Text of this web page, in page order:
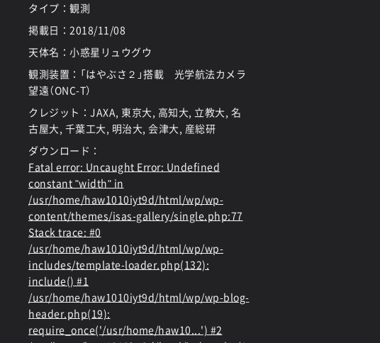
タイプ：観測
掲載日： 2018/11/08
天体名：小惑星リュウグウ
観測装置：「はやぶさ２」搭載 光学航法カメラ
望遠（ONC-T）
クレジット：JAXA, 東京大, 高知大, 立教大, 名
古屋大, 千葉工大, 明治大, 会津大, 産総研
ダウンロード：
Fatal error: Uncaught Error: Undefined
constant "width" in
/usr/home/haw1010iyt9d/html/wp/wp-
content/themes/isas-gallery/single.php:77
Stack trace: #0
/usr/home/haw1010iyt9d/html/wp/wp-
includes/template-loader.php(132):
include() #1
/usr/home/haw1010iyt9d/html/wp/wp-blog-
header.php(19):
require_once('/usr/home/haw10...') #2